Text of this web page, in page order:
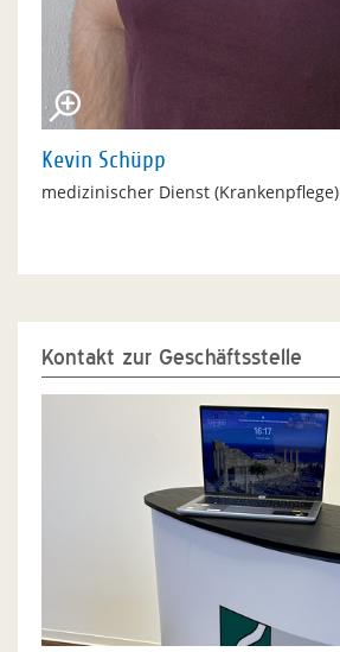
Kevin Schüpp
medizinischer Dienst (Krankenpflege)
Kontakt zur Geschäftsstelle